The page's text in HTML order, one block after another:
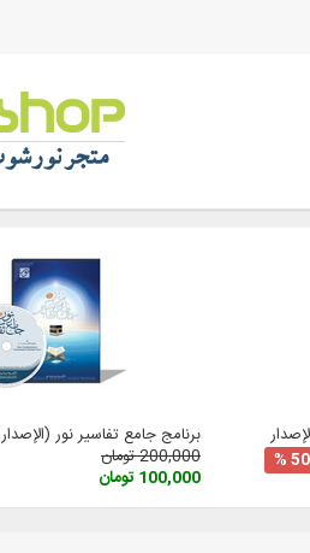
3
50 %
برنامج جامع تفاسير نور (الإصدار 4)
200,000 تومان
100,000 تومان